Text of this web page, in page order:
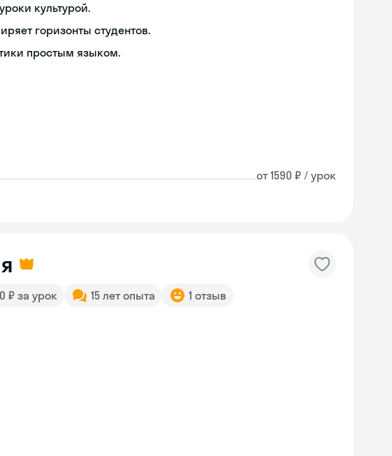
культурой.
горизонты студентов.
простым языком.
от 1590 ₽ / урок
₽ за урок 15 лет опыта 1 отзыв